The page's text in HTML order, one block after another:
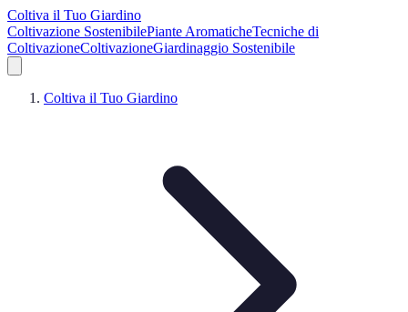
Coltiva il Tuo Giardino
Coltivazione SostenibilePiante AromaticheTecniche di
ColtivazioneColtivazioneGiardinaggio Sostenibile
Coltiva il Tuo Giardino